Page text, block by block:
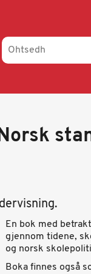
En bok med
gjennom tidene,
og norsk
Boka finnes også